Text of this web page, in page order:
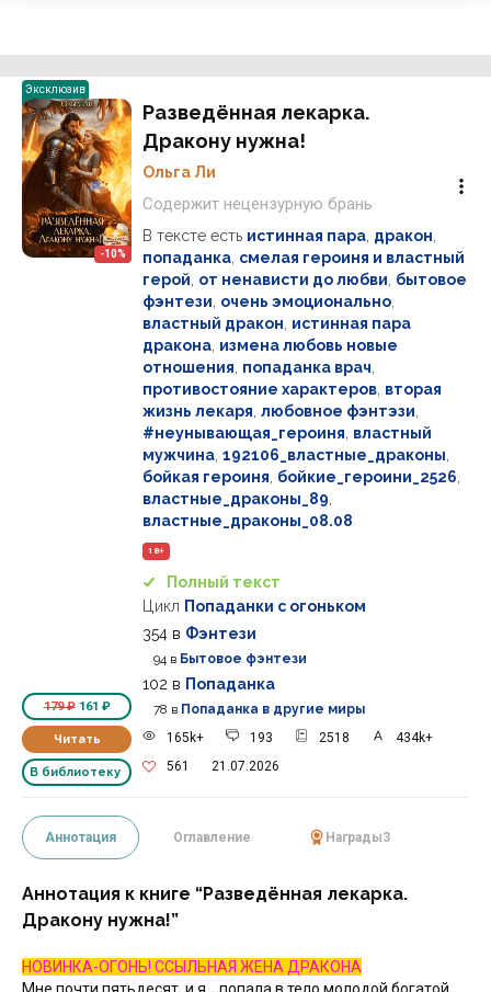
Эксклюзив
-10%
179 ₽161 ₽
Читать
В библиотеку
Разведённая лекарка.
Дракону нужна!
Ольга Ли
Содержит нецензурную брань
В тексте есть истинная пара дракон
попаданка смелая героиня и властный
герой от ненависти до любви бытовое
фэнтези очень эмоционально
властный дракон истинная пара
дракона измена любовь новые
отношения попаданка врач
противостояние характеров вторая
жизнь лекаря любовное фэнтэзи
#неунывающая_героиня властный
мужчина 192106_властные_драконы
бойкая героиня бойкие_героини_2526
властные_драконы_89
властные_драконы_08.08
18+
Полный текст
Цикл Попаданки с огоньком
354 в Фэнтези
94 в Бытовое фэнтези
102 в Попаданка
78 в Попаданка в другие миры
165k+
193 2518
434k+
561
21.07.2026
Аннотация Оглавление Награды3
Аннотация к книге “Разведённая лекарка.
Дракону нужна!”
НОВИНКА-ОГОНЬ! ССЫЛЬНАЯ ЖЕНА ДРАКОНА